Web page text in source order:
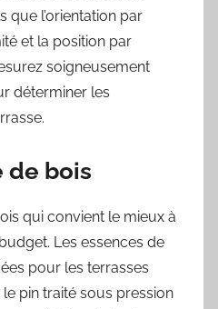
que l’orientation par
et la position par
soigneusement
déterminer les
de bois
qui convient le mieux à
Les essences de
pour les terrasses
pin traité sous pression